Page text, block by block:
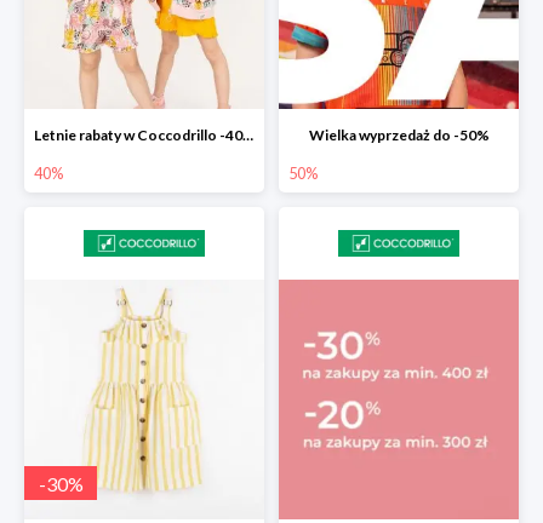
Letnie rabaty w Coccodrillo -40% na drugi produkt z nowości
40%
Wielka wyprzedaż do -50%
50%
-30%